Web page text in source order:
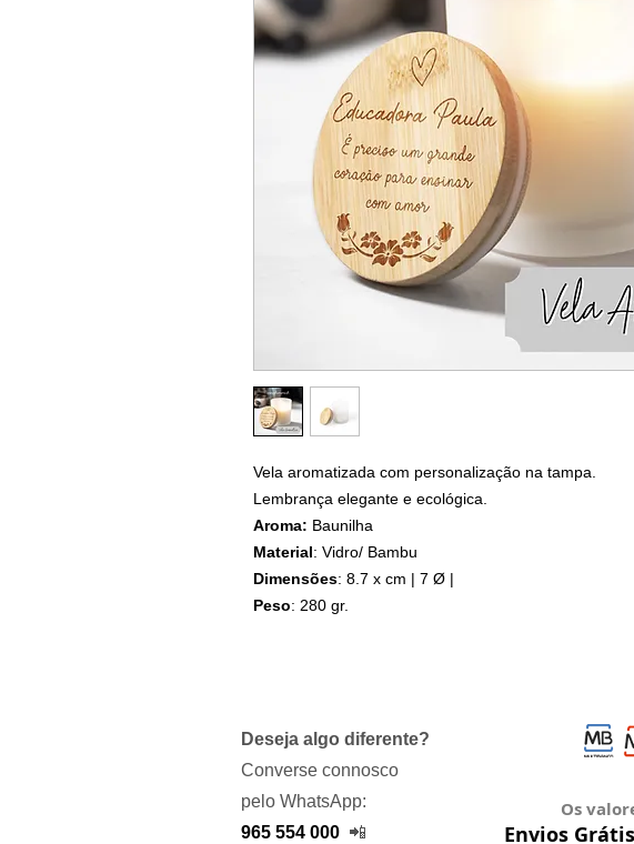
Vela aromatizada com personalização na tampa.
Lembrança elegante e ecológica.
Aroma: Baunilha
Material: Vidro/ Bambu
Dimensões: 8.7 x cm | 7 Ø |
Peso: 280 gr.
Deseja algo diferente?
Converse connosco
pelo WhatsApp:
965 554 000 📲
Os
Envios